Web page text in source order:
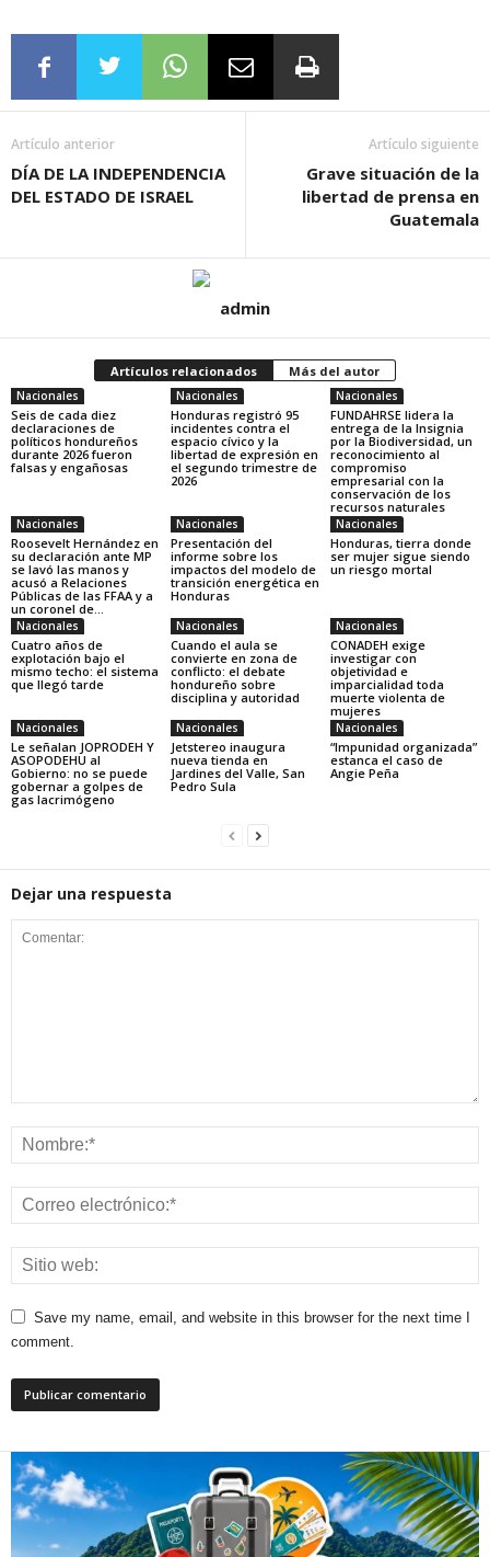
Artículo anterior
DÍA DE LA INDEPENDENCIA
DEL ESTADO DE ISRAEL
Artículo siguiente
Grave situación de la
libertad de prensa en
Guatemala
admin
Artículos relacionados Más del autor
Nacionales
Seis de cada diez
declaraciones de
políticos hondureños
durante 2026 fueron
falsas y engañosas
Nacionales
Honduras registró 95
incidentes contra el
espacio cívico y la
libertad de expresión en
el segundo trimestre de
2026
Nacionales
FUNDAHRSE lidera la
entrega de la Insignia
por la Biodiversidad, un
reconocimiento al
compromiso
empresarial con la
conservación de los
recursos naturales
Nacionales
Roosevelt Hernández en
su declaración ante MP
se lavó las manos y
acusó a Relaciones
Públicas de las FFAA y a
un coronel de...
Nacionales
Presentación del
informe sobre los
impactos del modelo de
transición energética en
Honduras
Nacionales
Honduras, tierra donde
ser mujer sigue siendo
un riesgo mortal
Nacionales
Cuatro años de
explotación bajo el
mismo techo: el sistema
que llegó tarde
Nacionales
Cuando el aula se
convierte en zona de
conflicto: el debate
hondureño sobre
disciplina y autoridad
Nacionales
CONADEH exige
investigar con
objetividad e
imparcialidad toda
muerte violenta de
mujeres
Nacionales
Le señalan JOPRODEH Y
ASOPODEHU al
Gobierno: no se puede
gobernar a golpes de
gas lacrimógeno
Nacionales
Jetstereo inaugura
nueva tienda en
Jardines del Valle, San
Pedro Sula
Nacionales
“Impunidad organizada”
estanca el caso de
Angie Peña
Dejar una respuesta
Save my name, email, and website in this browser for the next time I
comment.